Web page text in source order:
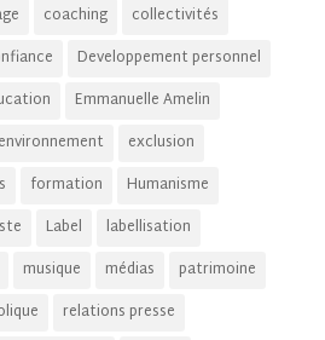
coaching
collectivités
Developpement personnel
Emmanuelle Amelin
environnement
exclusion
formation
Humanisme
Label
labellisation
musique médias
patrimoine
relations presse